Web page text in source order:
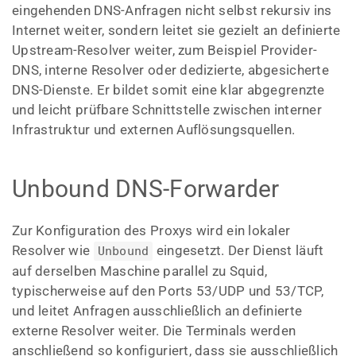
eingehenden DNS-Anfragen nicht selbst rekursiv ins
Internet weiter, sondern leitet sie gezielt an definierte
Upstream-Resolver weiter, zum Beispiel Provider-
DNS, interne Resolver oder dedizierte, abgesicherte
DNS-Dienste. Er bildet somit eine klar abgegrenzte
und leicht prüfbare Schnittstelle zwischen interner
Infrastruktur und externen Auflösungsquellen.
Unbound DNS-Forwarder
Zur Konfiguration des Proxys wird ein lokaler
Resolver wie
Unbound
eingesetzt. Der Dienst läuft
auf derselben Maschine parallel zu Squid,
typischerweise auf den Ports 53/UDP und 53/TCP,
und leitet Anfragen ausschließlich an definierte
externe Resolver weiter. Die Terminals werden
anschließend so konfiguriert, dass sie ausschließlich